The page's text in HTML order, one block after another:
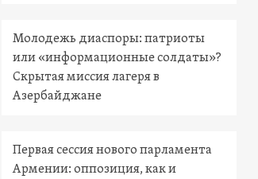
Молодежь диаспоры: патриоты
или «информационные солдаты»?
Скрытая миссия лагеря в
Азербайджане
Первая сессия нового парламента
Армении: оппозиция, как и